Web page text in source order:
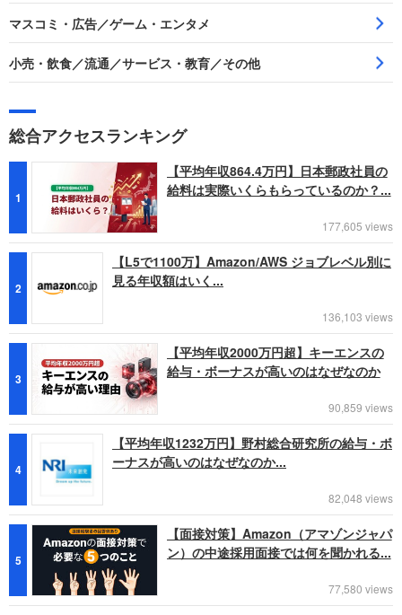
マスコミ・広告／ゲーム・エンタメ
小売・飲食／流通／サービス・教育／その他
総合アクセスランキング
1
【平均年収864.4万円】日本郵政社員の
給料は実際いくらもらっているのか？...
177,605 views
2
【L5で1100万】Amazon/AWS ジョブレベル別に
見る年収額はいく...
136,103 views
3
【平均年収2000万円超】キーエンスの
給与・ボーナスが高いのはなぜなのか
90,859 views
4
【平均年収1232万円】野村総合研究所の給与・ボ
ーナスが高いのはなぜなのか...
82,048 views
5
【面接対策】Amazon（アマゾンジャパ
ン）の中途採用面接では何を聞かれる...
77,580 views